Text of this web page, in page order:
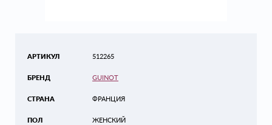
АРТИКУЛ
БРЕНД
СТРАНА
ПОЛ
512265
GUINOT
ФРАНЦИЯ
ЖЕНСКИЙ